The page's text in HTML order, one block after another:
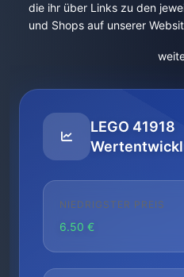
die ihr über Links zu den
und Shops auf unserer
LEGO 41918
NIEDRIGSTER PREIS
6.50 €